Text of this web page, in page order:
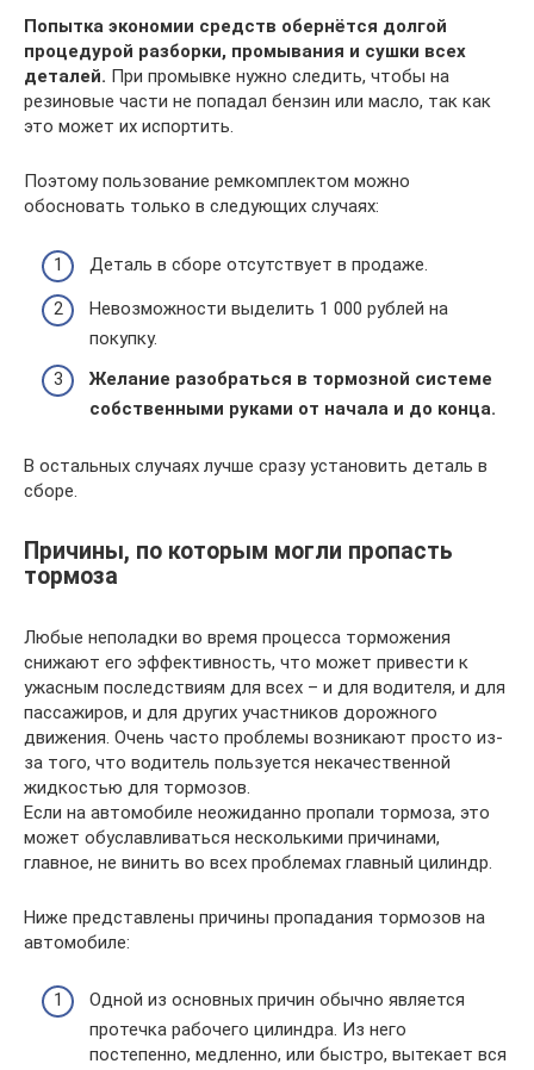
Попытка экономии средств обернётся долгой
процедурой разборки, промывания и сушки всех
деталей. При промывке нужно следить, чтобы на
резиновые части не попадал бензин или масло, так как
это может их испортить.
Поэтому пользование ремкомплектом можно
обосновать только в следующих случаях:
Деталь в сборе отсутствует в продаже.
Невозможности выделить 1 000 рублей на
покупку.
Желание разобраться в тормозной системе
собственными руками от начала и до конца.
В остальных случаях лучше сразу установить деталь в
сборе.
Причины, по которым могли пропасть
тормоза
Любые неполадки во время процесса торможения
снижают его эффективность, что может привести к
ужасным последствиям для всех – и для водителя, и для
пассажиров, и для других участников дорожного
движения. Очень часто проблемы возникают просто из-
за того, что водитель пользуется некачественной
жидкостью для тормозов.
Если на автомобиле неожиданно пропали тормоза, это
может обуславливаться несколькими причинами,
главное, не винить во всех проблемах главный цилиндр.
Ниже представлены причины пропадания тормозов на
автомобиле:
Одной из основных причин обычно является
протечка рабочего цилиндра. Из него
постепенно, медленно, или быстро, вытекает вся